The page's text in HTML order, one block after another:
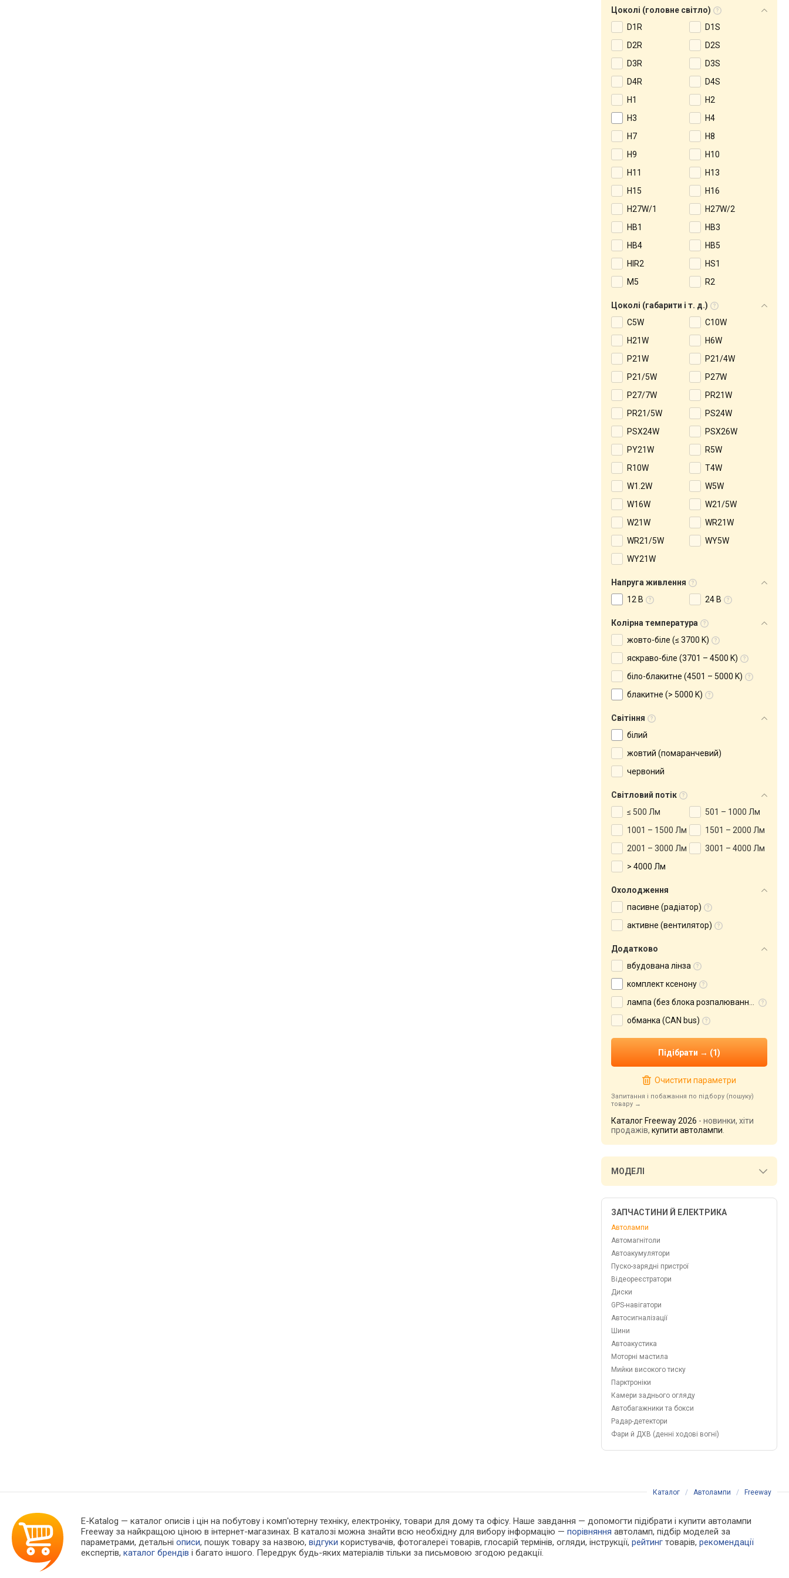
Цоколі (головне світло)
D1R
D1S
D2R
D2S
D3R
D3S
D4R
D4S
H1
H2
H3
H4
H7
H8
H9
H10
H11
H13
H15
H16
H27W/1
H27W/2
HB1
HB3
HB4
HB5
HIR2
HS1
M5
R2
Цоколі (габарити і т. д.)
C5W
C10W
H21W
H6W
P21W
P21/4W
P21/5W
P27W
P27/7W
PR21W
PR21/5W
PS24W
PSX24W
PSX26W
PY21W
R5W
R10W
T4W
W1.2W
W5W
W16W
W21/5W
W21W
WR21W
WR21/5W
WY5W
WY21W
Напруга живлення
12 В
24 В
Колірна температура
жовто-біле (≤ 3700 K)
яскраво-біле (3701 – 4500 K)
біло-блакитне (4501 – 5000 K)
блакитне (> 5000 K)
Світіння
білий
жовтий (помаранчевий)
червоний
Світловий потік
≤ 500 Лм
501 – 1000 Лм
1001 – 1500 Лм
1501 – 2000 Лм
2001 – 3000 Лм
3001 – 4000 Лм
> 4000 Лм
Охолодження
пасивне (радіатор)
активне (вентилятор)
Додатково
вбудована лінза
комплект ксенону
лампа (без блока розпалювання)
обманка (CAN bus)
Очистити параметри
Запитання і побажання по підбору (пошуку)
товару
Каталог Freeway 2026 - новинки, хіти
продажів, купити автолампи
МОДЕЛІ
ЗАПЧАСТИНИ Й ЕЛЕКТРИКА
Автолампи
Автомагнітоли
Автоакумулятори
Пуско-зарядні пристрої
Відеореєстратори
Диски
GPS-навігатори
Автосигналізації
Шини
Автоакустика
Моторні мастила
Мийки високого тиску
Парктроніки
Камери заднього огляду
Автобагажники та бокси
Радар-детектори
Фари й ДХВ (денні ходові вогні)
Каталог / Автолампи / Freeway
E-Katalog — каталог описів і цін на побутову і комп'ютерну техніку, електроніку, товари для дому та офісу. Наше завдання — допомогти підібрати і купити автолампи
Freeway за найкращою ціною в інтернет-магазинах. В каталозі можна знайти всю необхідну для вибору інформацію —порівняння автоламп, підбір моделей за
параметрами, детальніописи, пошук товару за назвою,відгуки користувачів, фотогалереї товарів, глосарій термінів, огляди, інструкції,рейтинг товарів,рекомендації
експертів,каталог брендів і багато іншого. Передрук будь-яких матеріалів тільки за письмовою згодою редакції.